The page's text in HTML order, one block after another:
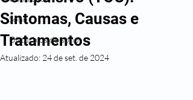
Sono
Distúrbios do sono
Sintomas, Causas e
Tratamentos
Atualizado: 24 de set. de 2024